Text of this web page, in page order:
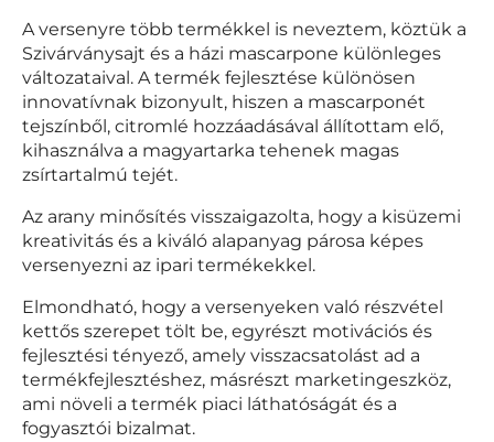
A versenyre több termékkel is neveztem, köztük a
Szivárványsajt és a házi mascarpone különleges
változataival. A termék fejlesztése különösen
innovatívnak bizonyult, hiszen a mascarponét
tejszínből, citromlé hozzáadásával állítottam elő,
kihasználva a magyartarka tehenek magas
zsírtartalmú tejét.
Az arany minősítés visszaigazolta, hogy a kisüzemi
kreativitás és a kiváló alapanyag párosa képes
versenyezni az ipari termékekkel.
Elmondható, hogy a versenyeken való részvétel
kettős szerepet tölt be, egyrészt motivációs és
fejlesztési tényező, amely visszacsatolást ad a
termékfejlesztéshez, másrészt marketing­eszköz,
ami növeli a termék piaci láthatóságát és a
fogyasztói bizalmat.